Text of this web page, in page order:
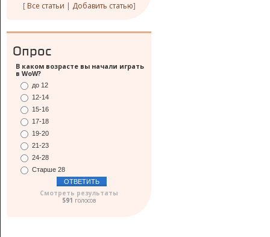
[ Все статьи | Добавить статью]
Опрос
В каком возрасте вы начали играть
в WoW?
до 12
12-14
15-16
17-18
19-20
21-23
24-28
Старше 28
Смотреть результаты
591 голосов